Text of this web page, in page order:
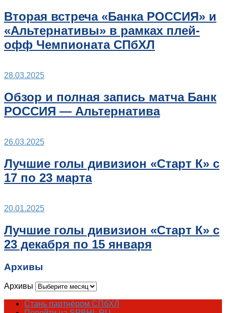
Вторая встреча «Банка РОССИЯ» и
«Альтернативы» в рамках плей-
офф Чемпионата СПбХЛ
28.03.2025
Обзор и полная запись матча Банк
РОССИЯ — Альтернатива
26.03.2025
Лучшие голы дивизион «Старт К» с
17 по 23 марта
20.01.2025
Лучшие голы дивизион «Старт К» с
23 декабря по 15 января
Архивы
Архивы
Стань партнёром СПбХЛ